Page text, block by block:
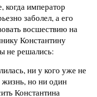
когда император
заболел, а его
восшествию на
Константину
не решались:
ни у кого уже не
жизнь, но ни один
Константина